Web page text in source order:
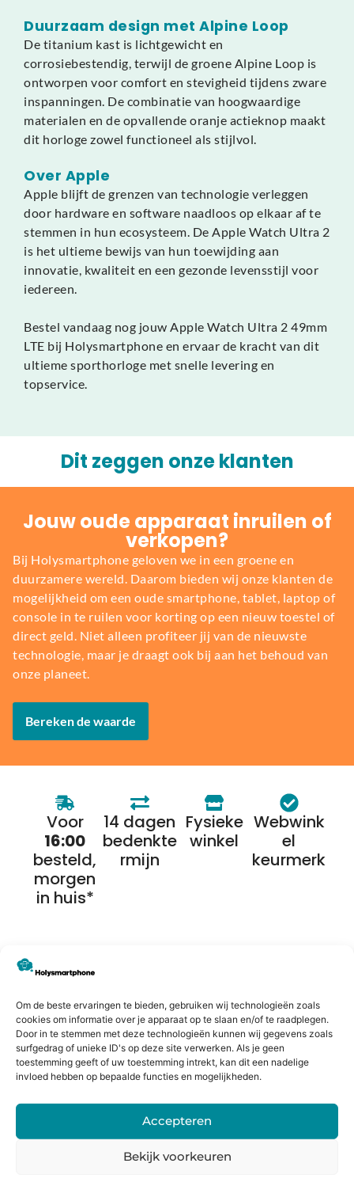
Om de beste ervaringen te bieden, gebruiken wij technologieën zoals
cookies om informatie over je apparaat op te slaan en/of te raadplegen.
Door in te stemmen met deze technologieën kunnen wij gegevens zoals
surfgedrag of unieke ID's op deze site verwerken. Als je geen
toestemming geeft of uw toestemming intrekt, kan dit een nadelige
invloed hebben op bepaalde functies en mogelijkheden.
Accepteren
Bekijk voorkeuren
Duurzaam design met Alpine Loop
De titanium kast is lichtgewicht en
corrosiebestendig, terwijl de groene Alpine Loop is
ontworpen voor comfort en stevigheid tijdens zware
inspanningen. De combinatie van hoogwaardige
materialen en de opvallende oranje actieknop maakt
dit horloge zowel functioneel als stijlvol.
Over Apple
Apple blijft de grenzen van technologie verleggen
door hardware en software naadloos op elkaar af te
stemmen in hun ecosysteem. De Apple Watch Ultra 2
is het ultieme bewijs van hun toewijding aan
innovatie, kwaliteit en een gezonde levensstijl voor
iedereen.
Bestel vandaag nog jouw Apple Watch Ultra 2 49mm
LTE bij Holysmartphone en ervaar de kracht van dit
ultieme sporthorloge met snelle levering en
topservice.
Dit zeggen onze klanten
Jouw oude apparaat inruilen of
verkopen?
Bij Holysmartphone geloven we in een groene en
duurzamere wereld. Daarom bieden wij onze klanten de
mogelijkheid om een oude smartphone, tablet, laptop of
console in te ruilen voor korting op een nieuw toestel of
direct geld. Niet alleen profiteer jij van de nieuwste
technologie, maar je draagt ook bij aan het behoud van
onze planeet.
Bereken de waarde
Voor
16:00
besteld,
morgen
in huis*
14 dagen
bedenkte
rmijn
Fysieke
winkel
Webwink
el
keurmerk
Alternatieven
Apple Watch
Apple Watch